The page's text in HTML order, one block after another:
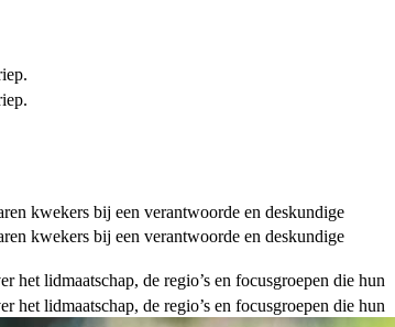
kwekers bij een verantwoorde en deskundige
kwekers bij een verantwoorde en deskundige
het lidmaatschap, de regio’s en focusgroepen die hun
lidmaatschap, de regio’s en focusgroepen die hun